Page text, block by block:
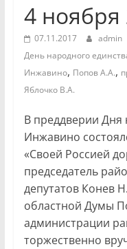
4 ноября
07.11.2017 admin
День народного
Инжавино, Попов А.А.,
Яблочко В.А.
В преддверии Дня
Инжавино
«Своей Россией
председатель
депутатов Конев
областной Думы
администрации
торжественно